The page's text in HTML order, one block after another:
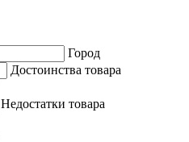
Город
Достоинства товара
Недостатки товара